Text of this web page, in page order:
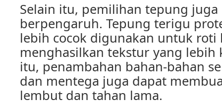
Selain itu, pemilihan tepung juga
berpengaruh. Tepung terigu
lebih cocok digunakan untuk roti
menghasilkan tekstur yang lebih
itu, penambahan bahan-bahan
dan mentega juga dapat
lembut dan tahan lama.